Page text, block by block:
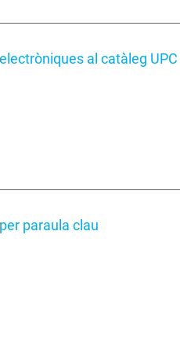
al catàleg UPC
paraula clau